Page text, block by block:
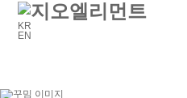
KR
EN